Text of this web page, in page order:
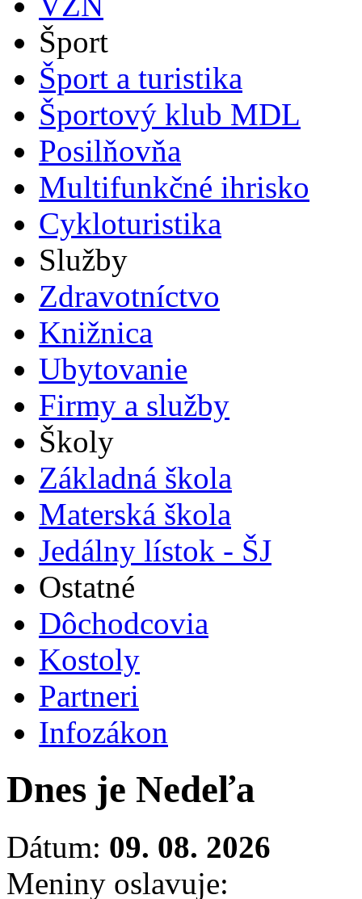
Šport
Šport a turistika
Športový klub MDL
Posilňovňa
Multifunkčné ihrisko
Cykloturistika
Služby
Zdravotníctvo
Knižnica
Ubytovanie
Firmy a služby
Školy
Základná škola
Materská škola
Jedálny lístok - ŠJ
Ostatné
Dôchodcovia
Kostoly
Partneri
Infozákon
Dnes je Nedeľa
Dátum: 09. 08. 2026
Meniny oslavuje: